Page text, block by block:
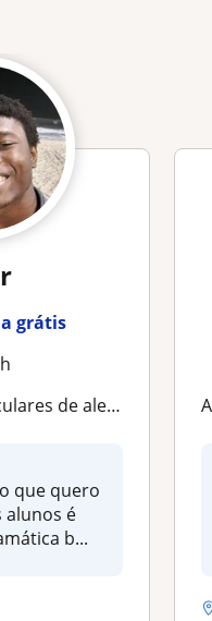
grátis
que estejam no nível A1 ou A2
que quero
é
b...